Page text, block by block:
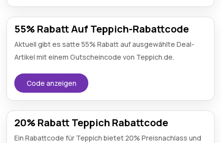
55% Rabatt Auf Teppich-Rabattcode
Aktuell gibt es satte 55% Rabatt auf ausgewählte Deal-
Artikel mit einem Gutscheincode von Teppich.de.
Code anzeigen
20% Rabatt Teppich Rabattcode
Ein Rabattcode für Teppich bietet 20% Preisnachlass und